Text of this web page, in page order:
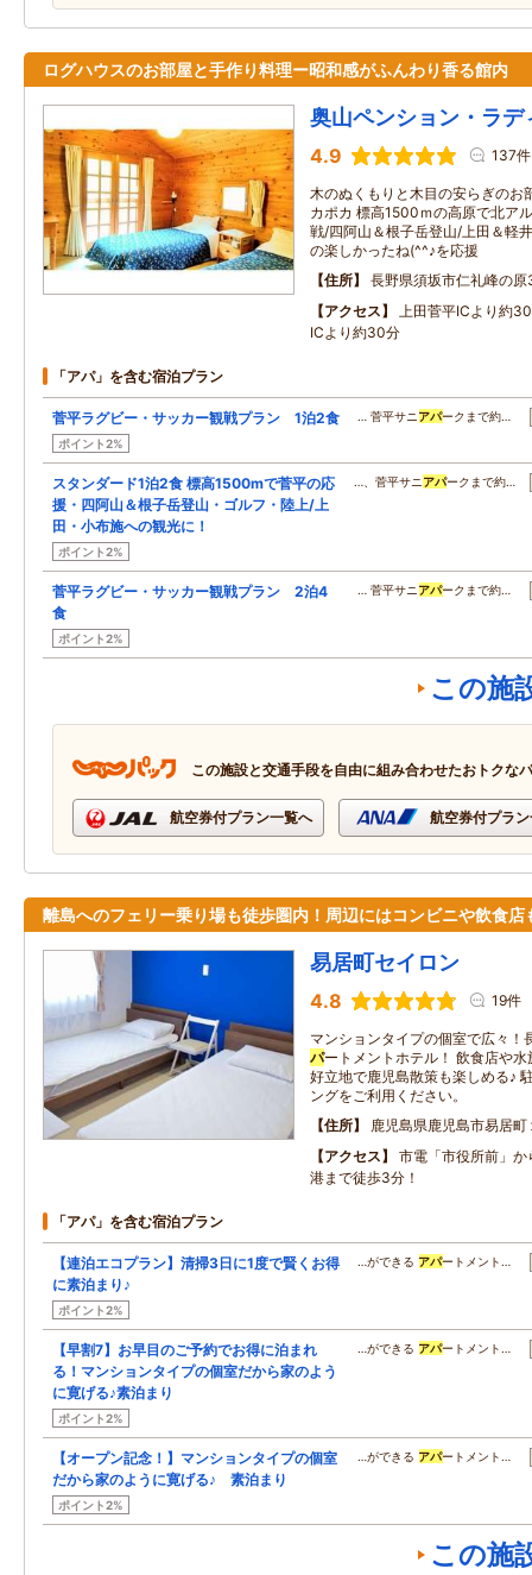
ログハウスのお部屋と手作り料理ー昭和感がふんわり香る館内
奥山ペンション・ラデ
4.9 137件
木のぬくもりと木目の安らぎのお
カポカ 標高1500ｍの高原で北ア
戦/四阿山＆根子岳登山/上田＆軽
の楽しかったね(^^♪を応援
住所
長野県須坂市仁礼峰の
アクセス
上田菅平ICより約
ICより約30分
「アパ」を含む宿泊プラン
菅平ラグビー・サッカー観戦プラン 1泊2食
ポイント2%
… 菅平サニ アパークまで約…
スタンダード1泊2食 標高1500mで菅平の応
援・四阿山＆根子岳登山・ゴルフ・陸上/上
田・小布施への観光に！
ポイント2%
…、菅平サニ アパークまで約…
菅平ラグビー・サッカー観戦プラン 2泊4
食
ポイント2%
… 菅平サニ アパークまで約…
この施
この施設と交通手段を自由に組み合わせたおトクな
航空券付プラン一覧へ 航空券付プラ
離島へのフェリー乗り場も徒歩圏内！周辺にはコンビニや飲食店
易居町セイロン
4.8 19件
マンションタイプの個室で広々！
パートメントホテル！ 飲食店や
好立地で鹿児島散策も楽しめる♪
ングをご利用ください。
住所
鹿児島県鹿児島市易居町
アクセス
市電「市役所前」
港まで徒歩3分！
「アパ」を含む宿泊プラン
【連泊エコプラン】清掃3日に1度で賢くお得
に素泊まり♪
ポイント2%
…ができる アパートメント…
【早割7】お早目のご予約でお得に泊まれ
る！マンションタイプの個室だから家のよう
に寛げる♪素泊まり
ポイント2%
…ができる アパートメント…
【オープン記念！】マンションタイプの個室
だから家のように寛げる♪ 素泊まり
ポイント2%
…ができる アパートメント…
この施